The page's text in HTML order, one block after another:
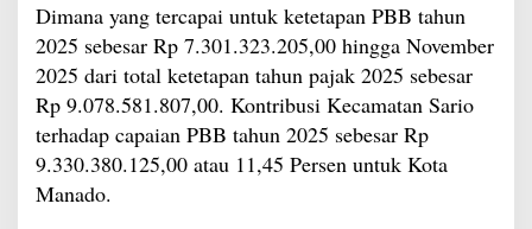
Dimana yang tercapai untuk ketetapan PBB tahun
2025 sebesar Rp 7.301.323.205,00 hingga November
2025 dari total ketetapan tahun pajak 2025 sebesar
Rp 9.078.581.807,00. Kontribusi Kecamatan Sario
terhadap capaian PBB tahun 2025 sebesar Rp
9.330.380.125,00 atau 11,45 Persen untuk Kota
Manado.